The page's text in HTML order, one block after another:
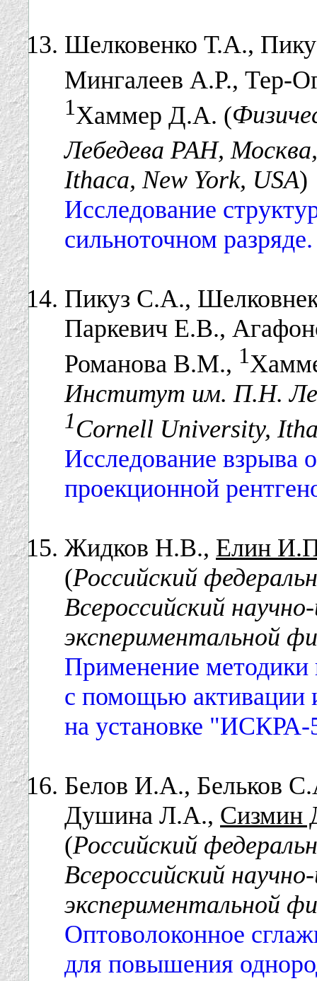
Шелковенко Т.А.,
Мингалеев А.Р., Тер-
1 Хаммер Д.А. (
Лебедева РАН,
Ithaca, New York, USA)
Исследование
сильноточном разряде.
Пикуз С.А.,
Паркевич Е.В.,
Романова В.М., 1
Институт им. П.Н.
1Cornell University,
Исследование взрыва
проекционной
Жидков Н.В., Елин
(Российский
Всероссийский
экспериментальной
Применение методики
с помощью активации
на установке "ИСКРА-
Белов И.А., Бельков
Душина Л.А., Сизмин
(Российский
Всероссийский
экспериментальной
Оптоволоконное
для повышения